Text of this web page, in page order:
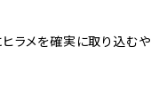
ラメを確実に取り込むや